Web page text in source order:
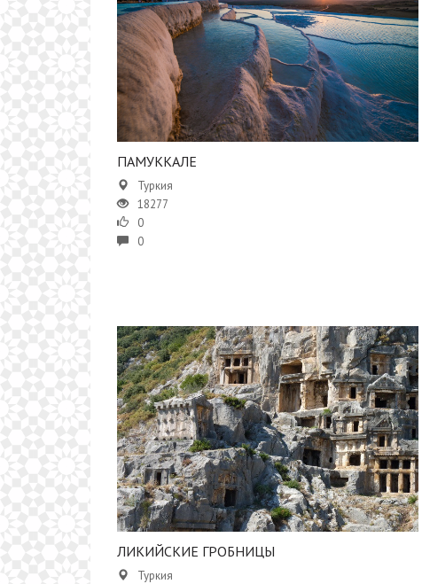
ПАМУККАЛЕ
Туркия
18277
0
0
ЛИКИЙСКИЕ ГРОБНИЦЫ
Туркия